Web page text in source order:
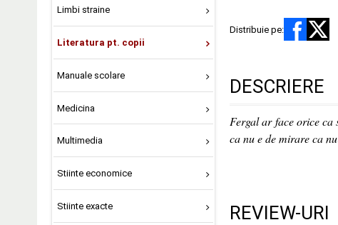
Limbi straine
Literatura pt. copii
Manuale scolare
Medicina
Multimedia
Stiinte economice
Stiinte exacte
Distribuie pe:
DESCRIERE
Fergal ar face orice
ca nu e de mirare ca
REVIEW-URI